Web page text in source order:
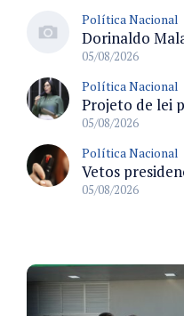
Política Nacional
05/08/2026
Política Nacional
05/08/2026
Política Nacional
05/08/2026